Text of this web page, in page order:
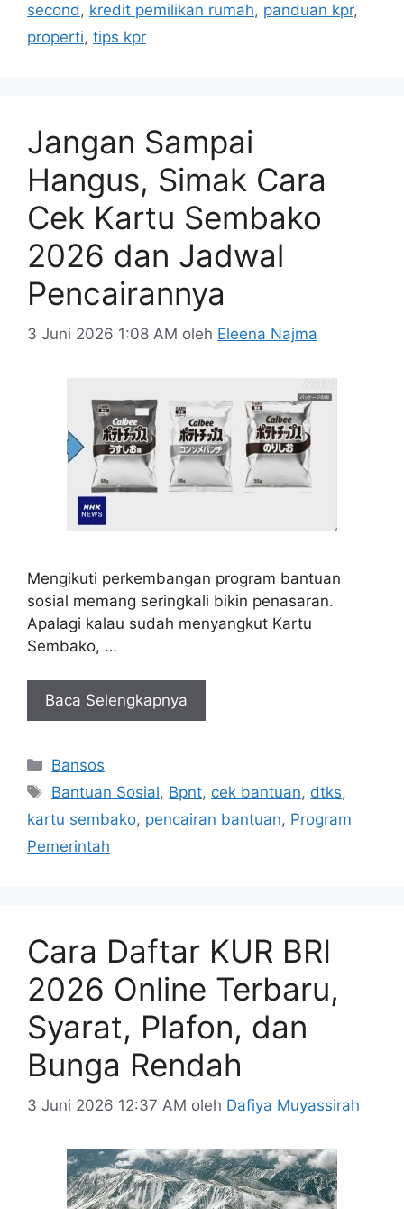
second, kredit pemilikan rumah, panduan kpr,
properti, tips kpr
Jangan Sampai
Hangus, Simak Cara
Cek Kartu Sembako
2026 dan Jadwal
Pencairannya
3 Juni 2026 1:08 AM oleh Eleena Najma
Mengikuti perkembangan program bantuan
sosial memang seringkali bikin penasaran.
Apalagi kalau sudah menyangkut Kartu
Sembako, …
Baca Selengkapnya
Kategori
Bansos
Tag
Bantuan Sosial, Bpnt, cek bantuan, dtks,
kartu sembako, pencairan bantuan, Program
Pemerintah
Cara Daftar KUR BRI
2026 Online Terbaru,
Syarat, Plafon, dan
Bunga Rendah
3 Juni 2026 12:37 AM oleh Dafiya Muyassirah